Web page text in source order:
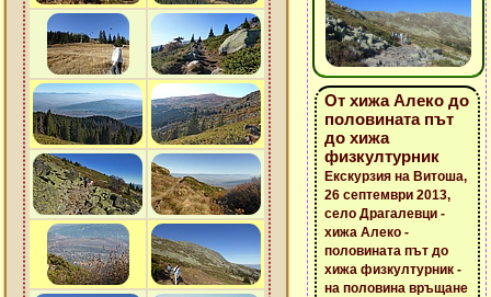
От хижа Алеко до
половината път
до хижа
физкултурник
Екскурзия на Витоша,
26 септември 2013,
село Драгалевци -
хижа Алеко -
половината път до
хижа физкултурник -
на половина връщане